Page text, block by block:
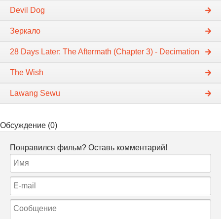
Devil Dog
Зеркало
28 Days Later: The Aftermath (Chapter 3) - Decimation
The Wish
Lawang Sewu
Обсуждение (0)
Понравился фильм? Оставь комментарий!